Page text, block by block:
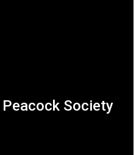
Peacock Society